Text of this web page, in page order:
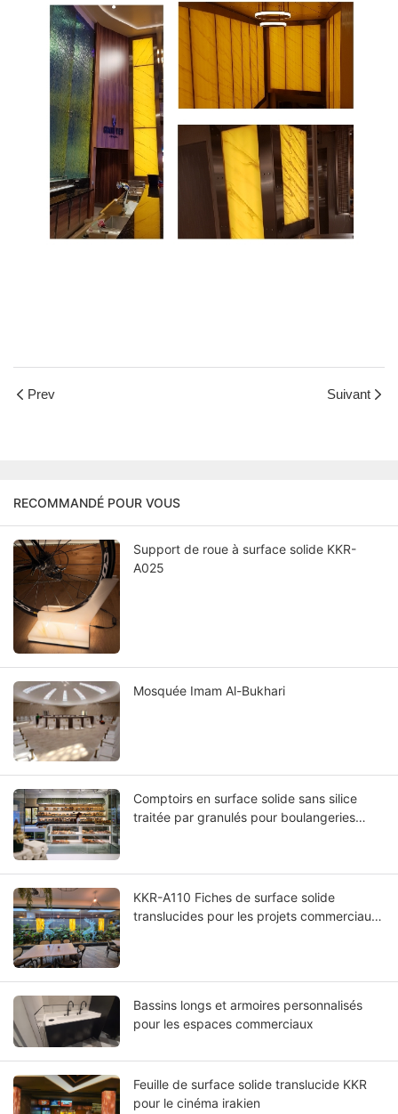
Prev Suivant
RECOMMANDÉ POUR VOUS
Support de roue à surface solide KKR-
A025
Mosquée Imam Al-Bukhari
Comptoirs en surface solide sans silice
traitée par granulés pour boulangeries
KKR-A110 Fiches de surface solide
translucides pour les projets commerciaux
Bassins longs et armoires personnalisés
pour les espaces commerciaux
Feuille de surface solide translucide KKR
pour le cinéma irakien